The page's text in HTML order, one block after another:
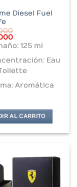
Diesel Fuel
Current
price
is:
$230.000.
125 ml
Eau
Aromática
AL CARRITO